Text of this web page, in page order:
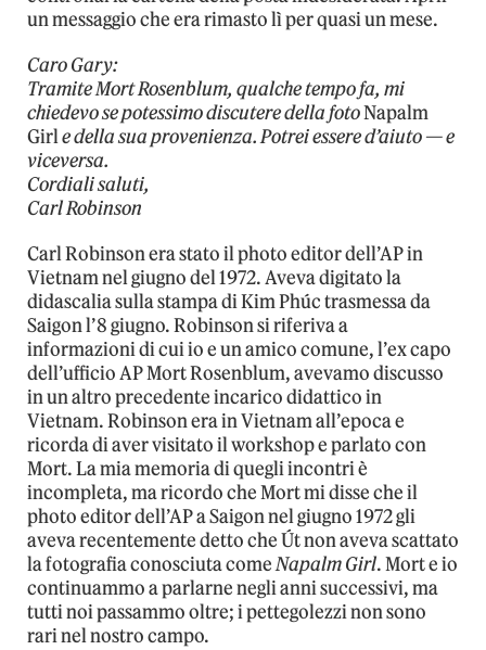
un messaggio che era rimasto lì per quasi un mese.
Caro Gary:
Tramite Mort Rosenblum, qualche tempo fa, mi
chiedevo se potessimo discutere della fotoNapalm
Girle della sua provenienza. Potrei essere d’aiuto — e
viceversa.
Cordiali saluti,
Carl Robinson
Carl Robinson era stato il photo editor dell’AP in
Vietnam nel giugno del 1972. Aveva digitato la
didascalia sulla stampa di Kim Phúc trasmessa da
Saigon l’8 giugno. Robinson si riferiva a
informazioni di cui io e un amico comune, l’ex capo
dell’ufficio AP Mort Rosenblum, avevamo discusso
in un altro precedente incarico didattico in
Vietnam. Robinson era in Vietnam all’epoca e
ricorda di aver visitato il workshop e parlato con
Mort. La mia memoria di quegli incontri è
incompleta, ma ricordo che Mort mi disse che il
photo editor dell’AP a Saigon nel giugno 1972 gli
aveva recentemente detto che Út non aveva scattato
la fotografia conosciuta comeNapalm Girl. Mort e io
continuammo a parlarne negli anni successivi, ma
tutti noi passammo oltre; i pettegolezzi non sono
rari nel nostro campo.